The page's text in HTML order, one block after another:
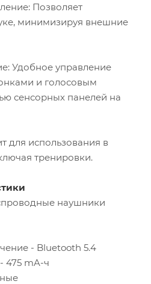
Позволяет
минимизируя внешние
Удобное управление
и голосовым
сенсорных панелей на
для использования в
тренировки.
наушники
- Bluetooth 5.4
475 mA-ч